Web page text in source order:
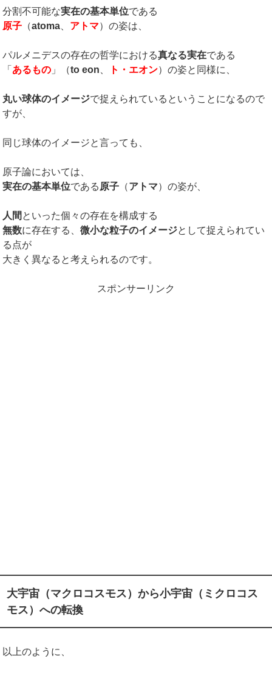
分割不可能な実在の基本単位である
原子 （atoma、 アトマ）の姿は、
パルメニデスの存在の哲学における真なる実在である
「 あるもの 」（to eon、 ト・エオン）の姿と同様に、
丸い球体のイメージで捉えられているということになるので
すが、
同じ球体のイメージと言っても、
原子論においては、
実在の基本単位である原子 （アトマ）の姿が、
人間 といった個々の存在を構成する
無数に存在する、微小な粒子のイメージとして捉えられてい
る点が
大きく異なると考えられるのです。
スポンサーリンク
大宇宙（マクロコスモス）から小宇宙（ミクロコス
モス）への転換
以上のように、